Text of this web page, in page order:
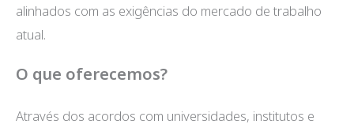
alinhados com as exigências do mercado de trabalho
atual.
O que oferecemos?
Através dos acordos com universidades, institutos e